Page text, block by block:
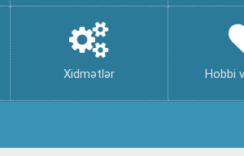
Xidmətlər Hobbi